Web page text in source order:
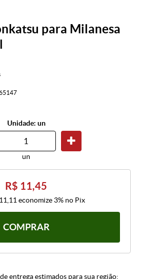
para Milanesa
Unidade: un
un
R$ 11,45
economize 3% no Pix
COMPRAR
entrega estimados para sua região: